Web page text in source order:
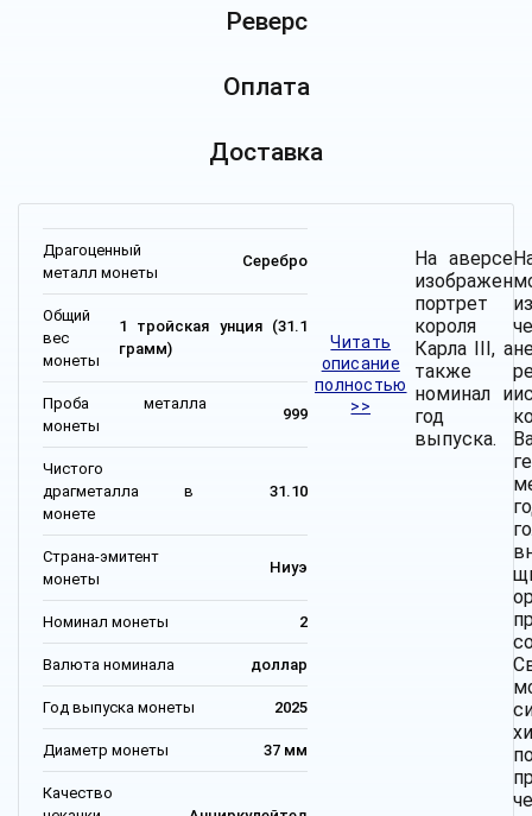
Реверс
Оплата
Доставка
Драгоценный
металл монеты
Серебро
Общий
вес
монеты
1 тройская унция (31.1
грамм)
Проба металла
монеты
999
Чистого
драгметалла в
монете
31.10
Страна-эмитент
монеты
Ниуэ
Номинал монеты 2
Валюта номинала доллар
Год выпуска монеты 2025
Диаметр монеты 37 мм
Качество
Читать
описание
полностью
>>
На аверсе
изображен
портрет
короля
Карла III, а
также
номинал и
год
выпуска.